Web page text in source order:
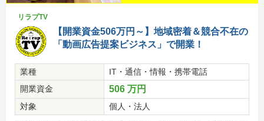
リラプTV
【開業資金506万円～】地域密着＆競合不在の
「動画広告提案ビジネス」で開業！
業種
IT・通信・情報・携帯電話
開業資金
506 万円
対象 個人・法人